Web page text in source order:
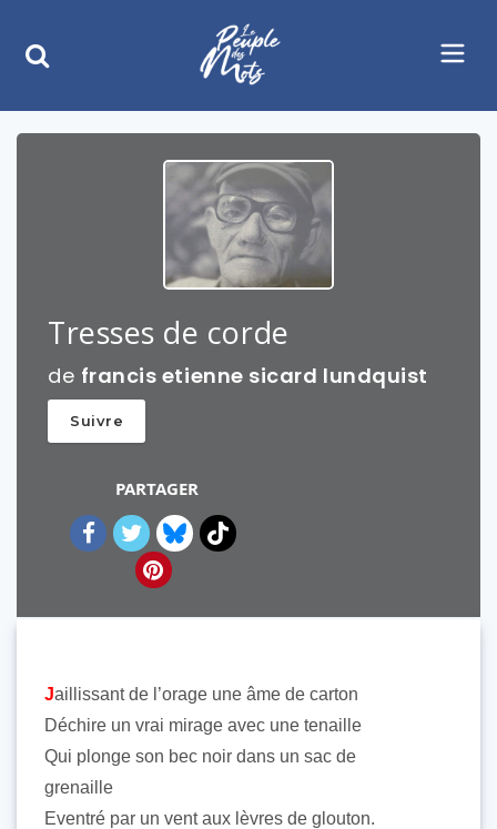
Tresses de corde
de francis etienne sicard lundquist
Suivre
PARTAGER
Jaillissant de l’orage une âme de carton
Déchire un vrai mirage avec une tenaille
Qui plonge son bec noir dans un sac de
grenaille
Eventré par un vent aux lèvres de glouton.